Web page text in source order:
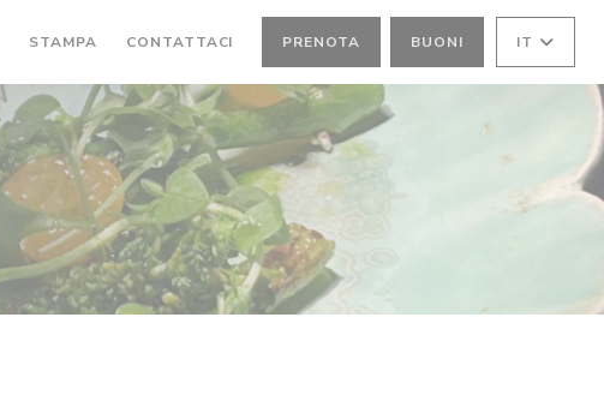
STAMPA CONTATTACI PRENOTA BUONI IT